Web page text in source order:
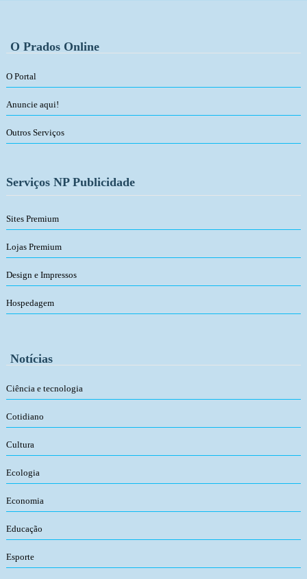
O Prados Online
O Portal
Anuncie aqui!
Outros Serviços
Serviços NP Publicidade
Sites Premium
Lojas Premium
Design e Impressos
Hospedagem
Notícias
Ciência e tecnologia
Cotidiano
Cultura
Ecologia
Economia
Educação
Esporte